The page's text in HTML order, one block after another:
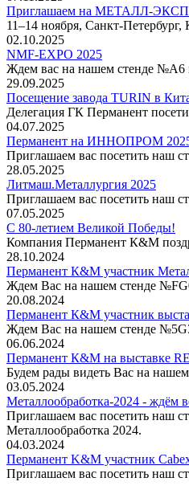
Приглашаем на МЕТАЛЛ-
11–14 ноября, Санкт-
02.10.2025
NMF-EXPO 2025
Ждем вас на нашем стенде №А6
29.09.2025
Посещение завода TURIN в
Делегация ГК Перманент
04.07.2025
Перманент на ИННОПРОМ
Приглашаем вас посетить
28.05.2025
Литмаш.Металлургия 2025
Приглашаем вас посетить наш
07.05.2025
С 80-летием Великой Победы!
Компания Перманент К&М
28.10.2024
Перманент К&М участник
Ждем Вас на нашем стенде
20.08.2024
Перманент К&М участник
Ждем Вас на нашем стенде
06.06.2024
Перманент К&М на выставке
Будем рады видеть Вас на
03.05.2024
Металлообработка-2024 - ждём
Приглашаем вас посетить наш
Металлообработка 2024.
04.03.2024
Перманент K&M участник
Приглашаем вас посетить наш